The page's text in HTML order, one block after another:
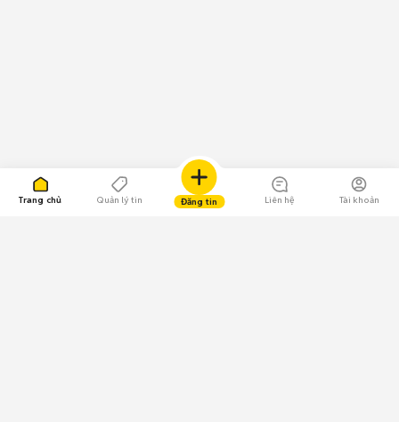
Trang chủ Quản lý tin Đăng tin Liên hệ Tài khoản